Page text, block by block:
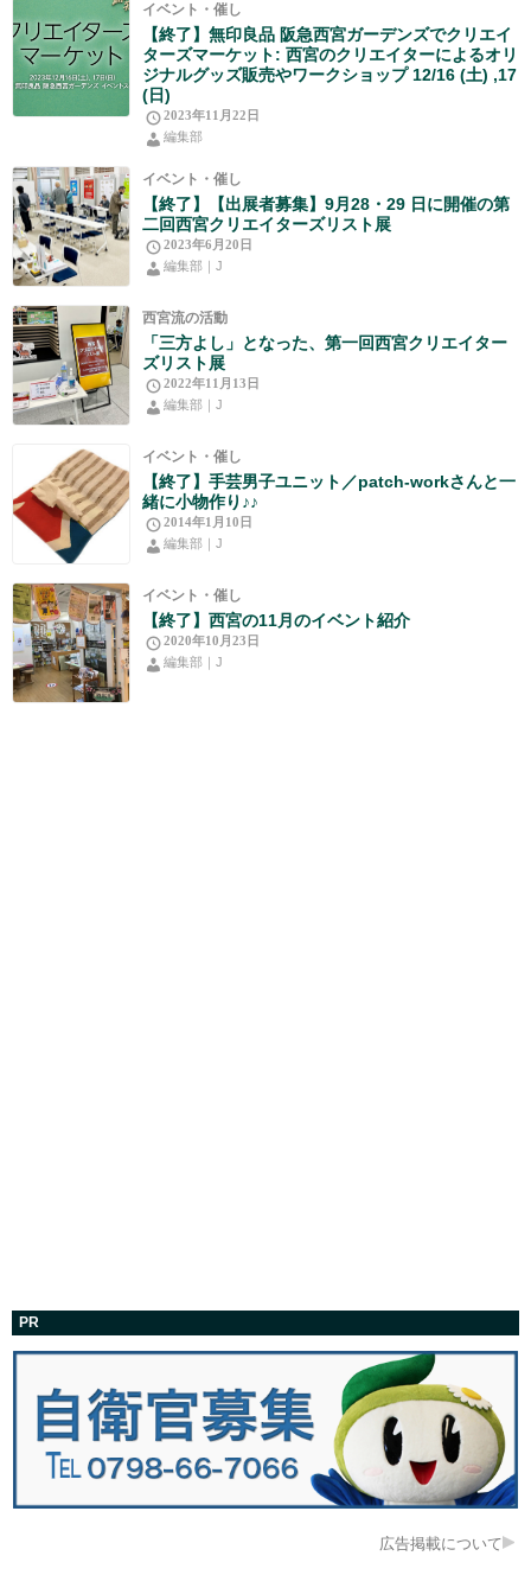
イベント・催し
【終了】無印良品 阪急西宮ガーデンズでクリエイ
ターズマーケット: 西宮のクリエイターによるオリ
ジナルグッズ販売やワークショップ 12/16 (土) ,17
(日)
2023年11月22日
編集部
イベント・催し
【終了】【出展者募集】9月28・29 日に開催の第
二回西宮クリエイターズリスト展
2023年6月20日
編集部｜J
西宮流の活動
「三方よし」となった、第一回西宮クリエイター
ズリスト展
2022年11月13日
編集部｜J
イベント・催し
【終了】手芸男子ユニット／patch-workさんと一
緒に小物作り♪♪
2014年1月10日
編集部｜J
イベント・催し
【終了】西宮の11月のイベント紹介
2020年10月23日
編集部｜J
PR
広告掲載について